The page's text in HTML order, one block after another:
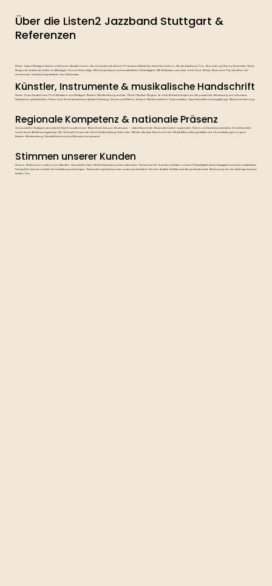
Über die Listen2 Jazzband Stuttgart &
Referenzen
Hinter Listen2 Stuttgart stehen erfahrene Musiker:innen, die mit Leidenschaft und Professionalität jedes Event bereichern. Ob als Jazzband, Trio, Duo oder größeres Ensemble. Unser
Anspruch ist stets derselbe: erstklassiger Sound, lebendige Bühnenpräsenz und musikalische Vielseitigkeit. Mit Einflüssen aus Jazz, Funk, Soul, Bossa Nova und Pop schaffen wir
emotionale, individuell gestaltete Live-Erlebnisse.
Künstler, Instrumente & musikalische Handschrift
Unser Team besteht aus Profi-Musikern aus Stuttgart, Baden-Württemberg und der Rhein-Neckar-Region. Je nach Anlass bringen wir die passende Besetzung: von virtuosem
Saxophon, gefühlvollem Piano und Kontrabass bis zu starkem Gesang, Drums und Gitarre. Unsere Markenzeichen: Improvisation, Spontaneität und langjährige Bühnenerfahrung.
Regionale Kompetenz & nationale Präsenz
Verwurzelt in Stuttgart, vernetzt mit Event-Locations von Mannheim bis zum Bodensee – Listen2 kennt die Besonderheiten regionaler Feiern und bietet persönliche Erreichbarkeit
sowie kurze Abstimmungswege. Ob Hochzeit, Corporate Event, Sektempfang, Gala oder Messe. Als Jazz Band und Live Musik Alternative gestalten wir Veranstaltungen in ganz
Baden-Württemberg, Deutschland und auf Wunsch europaweit.
Stimmen unserer Kunden
Unsere Referenzen reichen von stilvollen Hochzeiten über Stadt-Galas bis zu internationalen Firmenevents. Kunden schätzen unsere Vielseitigkeit, Zuverlässigkeit und das musikalische
Feingefühl, das wir in jede Veranstaltung einbringen. Besonders gelobt werden unser persönlicher Service, flexible Setlists und die professionelle Betreuung von der Anfrage bis zum
letzten Ton.